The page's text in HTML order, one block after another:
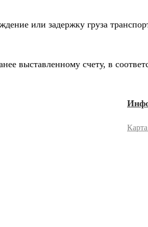
или задержку груза
выставленному счету, в